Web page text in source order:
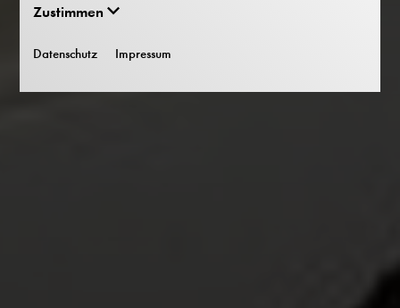
Zustimmen
Datenschutz Impressum